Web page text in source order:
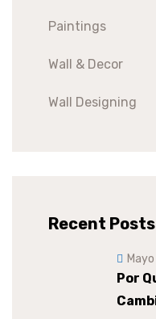
Paintings
Wall & Decor
Wall Designing
Recent Posts
Por